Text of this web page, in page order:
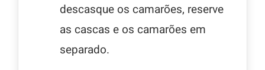
descasque os camarões, reserve
as cascas e os camarões em
separado.